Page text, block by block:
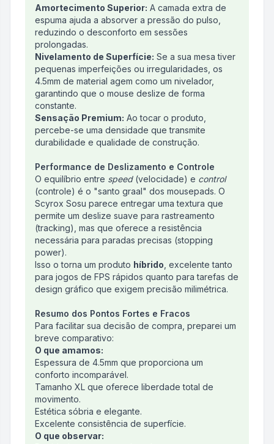
Amortecimento Superior: A camada extra de
espuma ajuda a absorver a pressão do pulso,
reduzindo o desconforto em sessões
prolongadas.
Nivelamento de Superfície: Se a sua mesa tiver
pequenas imperfeições ou irregularidades, os
4.5mm de material agem como um nivelador,
garantindo que o mouse deslize de forma
constante.
Sensação Premium: Ao tocar o produto,
percebe-se uma densidade que transmite
durabilidade e qualidade de construção.
Performance de Deslizamento e Controle
O equilíbrio entre speed(velocidade) e control
(controle) é o "santo graal" dos mousepads. O
Scyrox Sosu parece entregar uma textura que
permite um deslize suave para rastreamento
(tracking), mas que oferece a resistência
necessária para paradas precisas (stopping
power).
Isso o torna um produto híbrido , excelente tanto
para jogos de FPS rápidos quanto para tarefas de
design gráfico que exigem precisão milimétrica.
Resumo dos Pontos Fortes e Fracos
Para facilitar sua decisão de compra, preparei um
breve comparativo:
O que amamos:
Espessura de 4.5mm que proporciona um
conforto incomparável.
Tamanho XL que oferece liberdade total de
movimento.
Estética sóbria e elegante.
Excelente consistência de superfície.
O que observar: